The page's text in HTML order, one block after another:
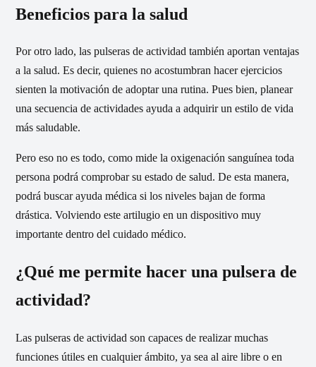
Beneficios para la salud
Por otro lado, las pulseras de actividad también aportan ventajas
a la salud. Es decir, quienes no acostumbran hacer ejercicios
sienten la motivación de adoptar una rutina. Pues bien, planear
una secuencia de actividades ayuda a adquirir un estilo de vida
más saludable.
Pero eso no es todo, como mide la oxigenación sanguínea toda
persona podrá comprobar su estado de salud. De esta manera,
podrá buscar ayuda médica si los niveles bajan de forma
drástica. Volviendo este artilugio en un dispositivo muy
importante dentro del cuidado médico.
¿Qué me permite hacer una pulsera de
actividad?
Las pulseras de actividad son capaces de realizar muchas
funciones útiles en cualquier ámbito, ya sea al aire libre o en